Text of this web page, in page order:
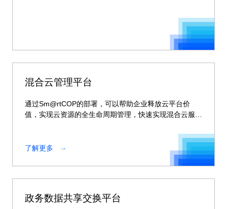
混合云管理平台
通过Sm@rtCOP的部署，可以帮助企业释放云平台价
值，实现云资源的全生命周期管理，快速实现混合云服务
了解更多
政务数据共享交换平台